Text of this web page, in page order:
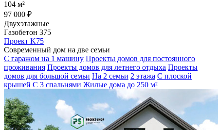
104 м²
97 000 ₽
Двухэтажные
Газобетон 375
Проект K75
Современный дом на две семьи
С гаражом на 1 машину Проекты домов для постоянного
проживания Проекты домов для летнего отдыха Проекты
домов для большой семьи На 2 семьи 2 этажа С плоской
крышей С 3 спальнями Жилые дома до 250 м²